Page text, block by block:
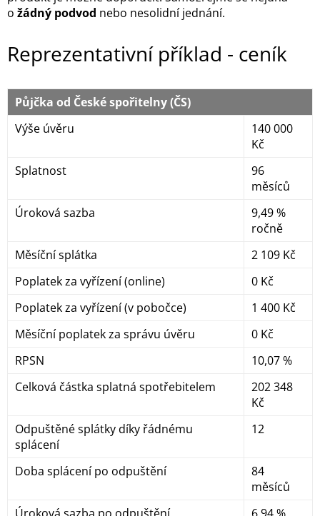
o žádný podvod nebo nesolidní jednání.
Reprezentativní příklad - ceník
Půjčka od České spořitelny (ČS)
Výše úvěru
140 000
Kč
Splatnost
96
měsíců
Úroková sazba
9,49 %
ročně
Měsíční splátka
2 109 Kč
Poplatek za vyřízení (online)
0 Kč
Poplatek za vyřízení (v pobočce)
1 400 Kč
Měsíční poplatek za správu úvěru
0 Kč
RPSN
10,07 %
Celková částka splatná spotřebitelem
202 348
Kč
Odpuštěné splátky díky řádnému
splácení
12
Doba splácení po odpuštění
84
měsíců